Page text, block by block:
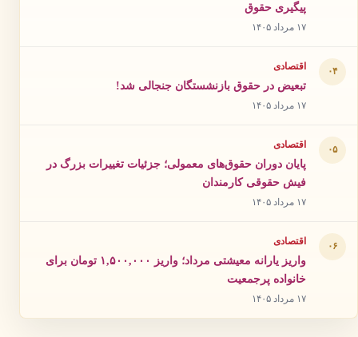
پیگیری حقوق
۱۷ مرداد ۱۴۰۵
۰۴ اقتصادی
تبعیض در حقوق بازنشستگان جنجالی شد!
۱۷ مرداد ۱۴۰۵
۰۵ اقتصادی
پایان دوران حقوق‌های معمولی؛ جزئیات تغییرات بزرگ در
فیش حقوقی کارمندان
۱۷ مرداد ۱۴۰۵
۰۶ اقتصادی
واریز یارانه معیشتی مرداد؛ واریز ۱,۵۰۰,۰۰۰ تومان برای
خانواده پرجمعیت
۱۷ مرداد ۱۴۰۵